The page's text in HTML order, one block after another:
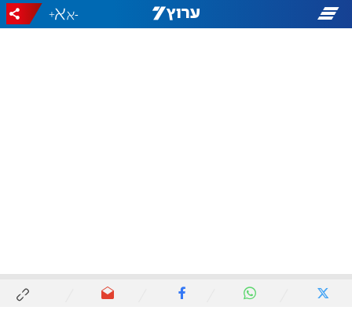
-
+